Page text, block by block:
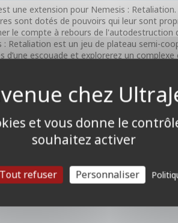
une extension pour Nemesis :
sont dotés de pouvoirs qui leur sont
le compte à rebours de l'autodestruction
: Retaliation est un jeu de plateau semi-
d’une escouade et explorerez un
sont dotés de pouvoirs qui
autre pièce ! Ils peuvent avoir comme
déclencher l'autodestruction pour
et réapparaitre à un tout autre
vaincre est si difficile que votre combat
la boîte de base Nemesis : Retaliation.
8 jetons (trace, objet, etc.), 25 cartes
et vous donne le
souhaitez activer
Tout refuser Personnaliser